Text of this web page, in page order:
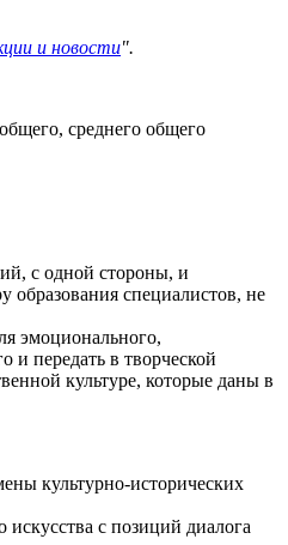
и новости".
среднего общего
с одной стороны, и
образования специалистов, не
эмоционального,
и передать в творческой
культуре, которые даны в
культурно-исторических
искусства с позиций диалога